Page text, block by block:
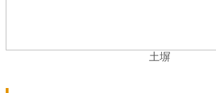
土塀